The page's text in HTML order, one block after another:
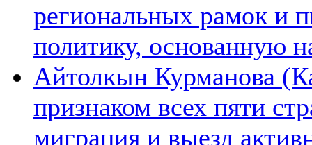
региональных рамок и
политику, основанную
Айтолкын Курманова
признаком всех пяти
миграция и выезд